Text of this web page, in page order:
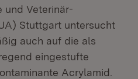
und Veterinär­
Stuttgart untersucht
auch auf die als
eingestufte
Acrylamid.